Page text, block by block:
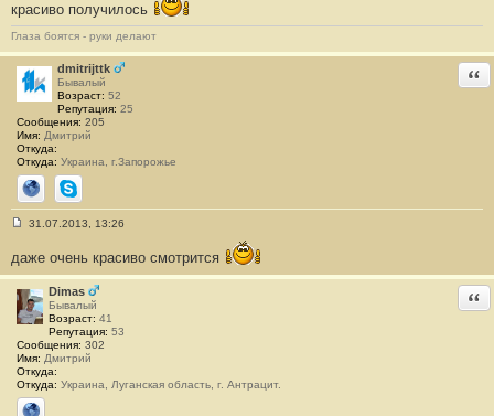
о
б
щ
е
н
и
е
#
2
красиво получилось
Глаза боятся - руки делают
dmitrijttk
Бывалый
Возраст: 52
Репутация: 25
Сообщения: 205
Имя: Дмитрий
Откуда:
Откуда: Украина, г.Запорожье
СайтSkype
о
б
е
н
и
#
3
31.07.2013, 13:26
даже очень красиво смотрится
Dimas
Бывалый
Возраст: 41
Репутация: 53
Сообщения: 302
Имя: Дмитрий
Откуда:
Откуда: Украина, Луганская область, г. Антрацит.